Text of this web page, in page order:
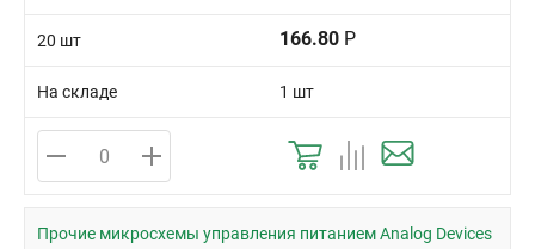
20 шт 166.80 Р
На складе 1 шт
Прочие микросхемы управления питанием Analog Devices